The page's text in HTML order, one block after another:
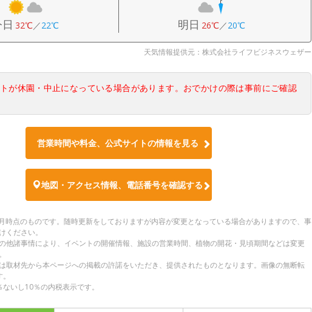
32℃／22℃ 明日 26℃／20℃
天気情報提供元：株式会社ライフビジネスウェザー
が休園・中止になっている場合があります。おでかけの際は事前にご確認
営業時間や料金、公式サイトの情報を見る
地図・アクセス情報、電話番号を確認する
点のものです。随時更新をしておりますが内容が変更となっている場合がありますので、事
ください。
他諸事情により、イベントの開催情報、施設の営業時間、植物の開花・見頃期間などは変更
取材先から本ページへの掲載の許諾をいただき、提供されたものとなります。画像の無断転
いし10％の内税表示です。